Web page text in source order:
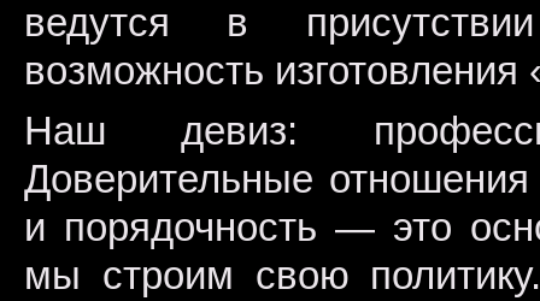
ведутся в
возможность
Наш девиз:
Доверительные
и порядочность — это
мы строим свою